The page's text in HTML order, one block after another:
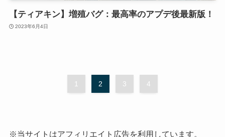
【ティアキン】増殖バグ：最高率のアプデ後最新版！
2023年6月4日
1 2 3 4
※当サイトはアフィリエイト広告を利用しています。